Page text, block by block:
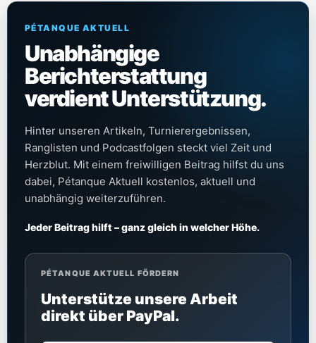
PÉTANQUE AKTUELL
Unabhängige
Berichterstattung
verdient Unterstützung.
Hinter unseren Artikeln, Turnierergebnissen,
Ranglisten und Podcastfolgen steckt viel Zeit und
Herzblut. Mit einem freiwilligen Beitrag hilfst du uns
dabei, Pétanque Aktuell kostenlos, aktuell und
unabhängig weiterzuführen.
Jeder Beitrag hilft – ganz gleich in welcher Höhe.
PÉTANQUE AKTUELL FÖRDERN
Unterstütze unsere Arbeit
direkt über PayPal.